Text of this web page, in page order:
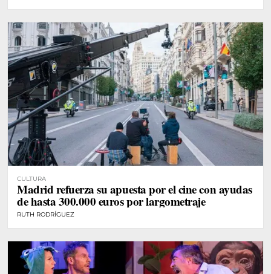
CULTURA
Madrid refuerza su apuesta por el cine con ayudas
de hasta 300.000 euros por largometraje
RUTH RODRÍGUEZ